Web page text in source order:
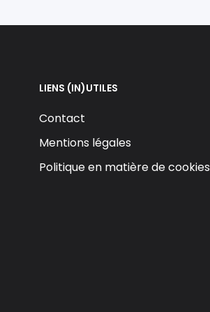
LIENS (IN)UTILES
Contact
Mentions légales
Politique en matière de cookies